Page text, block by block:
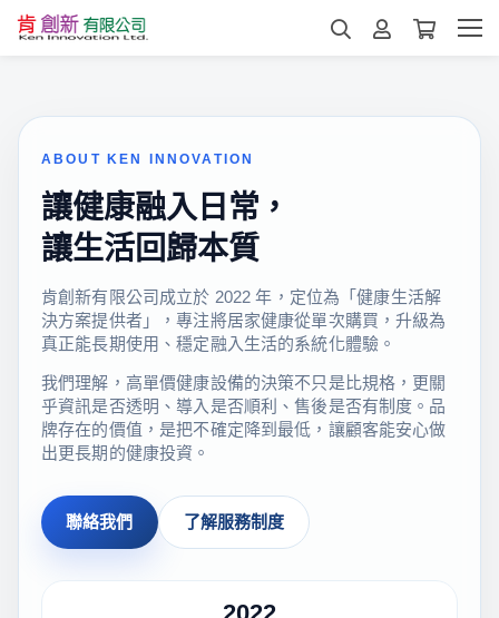
ABOUT KEN INNOVATION
讓健康融入日常，
讓生活回歸本質
肯創新有限公司成立於 2022 年，定位為「健康生活解
決方案提供者」，專注將居家健康從單次購買，升級為
真正能長期使用、穩定融入生活的系統化體驗。
我們理解，高單價健康設備的決策不只是比規格，更關
乎資訊是否透明、導入是否順利、售後是否有制度。品
牌存在的價值，是把不確定降到最低，讓顧客能安心做
出更長期的健康投資。
聯絡我們 了解服務制度